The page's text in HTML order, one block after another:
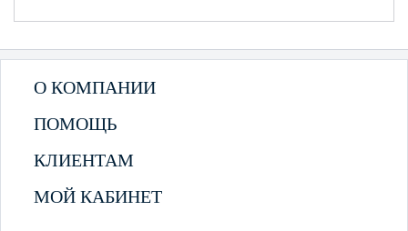
О КОМПАНИИ
ПОМОЩЬ
КЛИЕНТАМ
МОЙ КАБИНЕТ